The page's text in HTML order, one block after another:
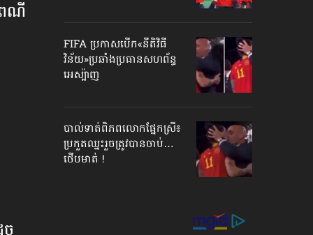
ៃណី​
FIFA ប្រកាសបើក​«នីតិវិធី
វិន័យ»​ប្រឆាំងប្រធានសហព័ន្ធ​
អេស្ប៉ាញ
បាល់ទាត់​ពិភពលោក​ផ្នែកស្រី៖
ប្រកួតឈ្នះរួច​ត្រូវបានចាប់…
ថើបមាត់ !